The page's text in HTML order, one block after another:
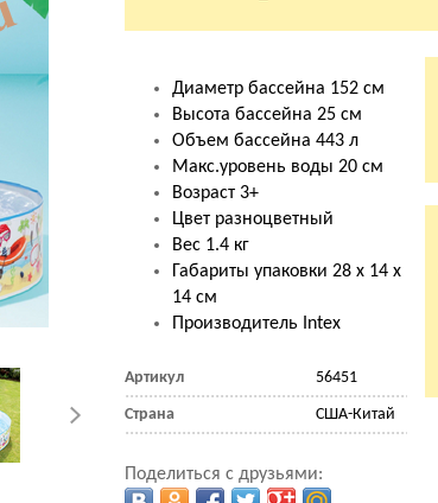
Диаметр бассейна 152 см
Высота бассейна 25 см
Объем бассейна 443 л
Макс.уровень воды 20 см
Возраст 3+
Цвет разноцветный
Вес 1.4 кг
Габариты упаковки 28 х 14 х
14 см
Производитель Intex
Артикул 56451
Страна США-Китай
Поделиться с друзьями: